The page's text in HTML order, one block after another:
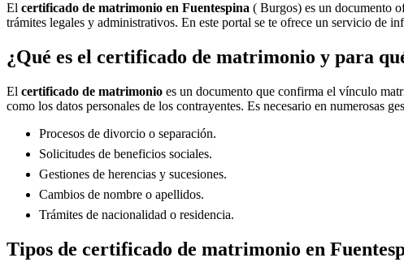
El certificado de matrimonio en Fuentespina ( Burgos) es un documento
trámites legales y administrativos. En este portal se te ofrece un servicio de
¿Qué es el certificado de matrimonio y para
El certificado de matrimonio es un documento que confirma el vínculo
como los datos personales de los contrayentes. Es necesario en numerosas
Procesos de divorcio o separación.
Solicitudes de beneficios sociales.
Gestiones de herencias y sucesiones.
Cambios de nombre o apellidos.
Trámites de nacionalidad o residencia.
Tipos de certificado de matrimonio en